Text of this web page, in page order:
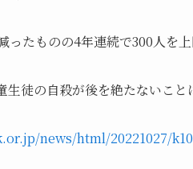
ったものの4年連続で300人を上
生徒の自殺が後を絶たないこと
news/html/20221027/